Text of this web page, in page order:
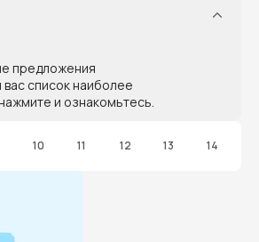
предложения
список наиболее
и ознакомьтесь.
10 11 12 13 14